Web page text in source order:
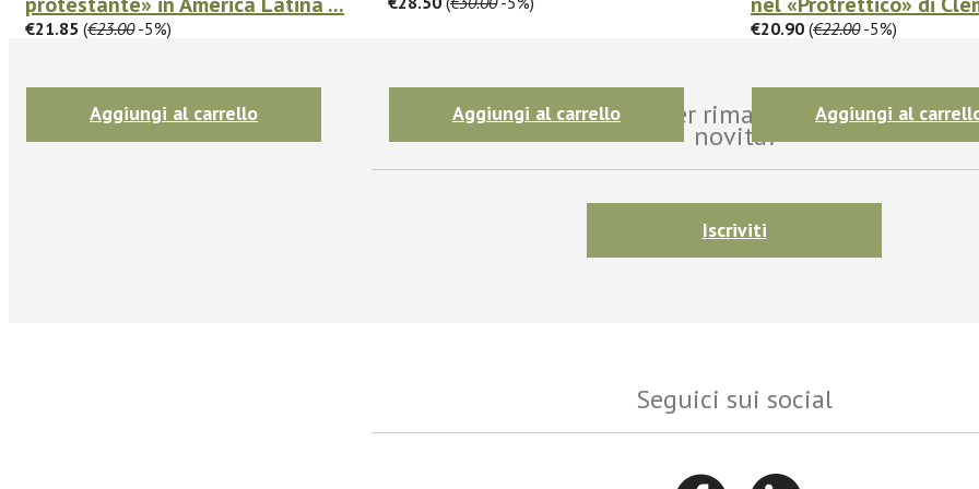
€21.85 (€23.00-5%)
Aggiungi al carrello Aggiungi al carrello
€20.90 (€22.00-5%)
Aggiungi al
Iscriviti alla newsletter per rimanere aggiornato
novità!
Iscriviti
Seguici sui social